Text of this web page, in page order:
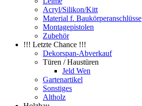
Acryl/Silikon/Kitt
Material f. Baukörperanschlüsse
Montagepistolen
Zubehör
!!! Letzte Chance !!!
Dekorspan-Abverkauf
Türen / Haustüren
Jeld Wen
Gartenartikel
Sonstiges
Altholz